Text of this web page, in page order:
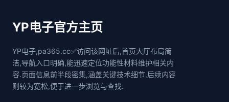
YP电子官方主页
YP电子,pa365.cc✅访问该网址后,首页大厅布局简
洁,导航入口明确,能迅速定位功能性材料维护相关内
容.页面信息前半段密集,涵盖关键技术细节,后续内容
则较为宽松,便于进一步浏览与查找.